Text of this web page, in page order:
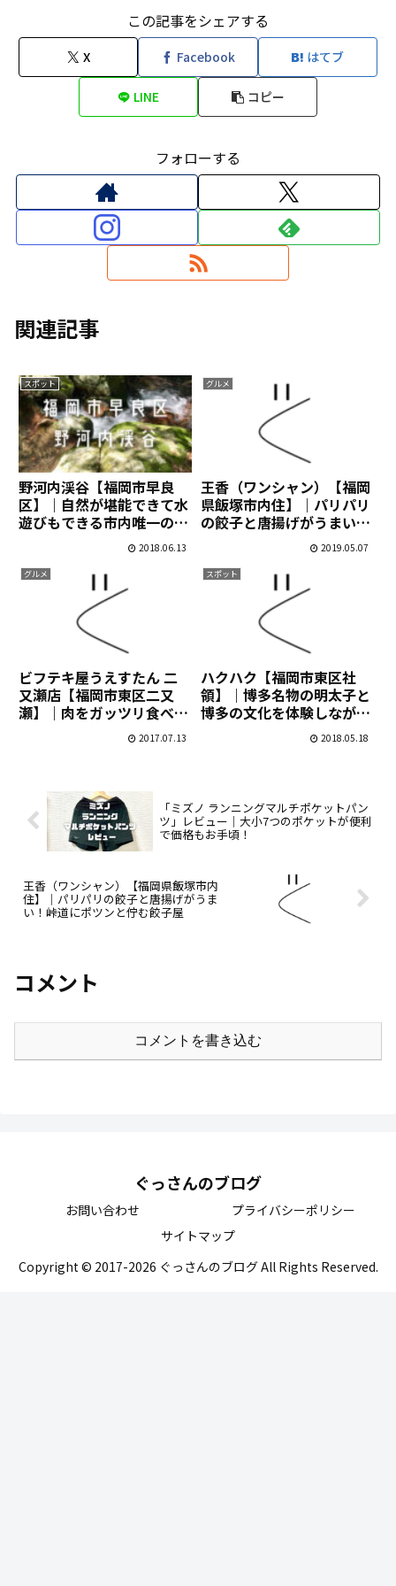
この記事をシェアする
X Facebook はてブ
LINE コピー
フォローする
関連記事
スポット
野河内渓谷【福岡市早良
区】｜自然が堪能できて水
遊びもできる市内唯一の渓
2018.06.13
グルメ
王香（ワンシャン）【福岡
県飯塚市内住】｜パリパリ
の餃子と唐揚げがうまい！
峠道にポツンと佇む餃子屋
2019.05.07
グルメ
ビフテキ屋うえすたん 二
又瀬店【福岡市東区二又
瀬】｜肉をガッツリ食べた
いならここがおすすめ！
2017.07.13
スポット
ハクハク【福岡市東区社
領】｜博多名物の明太子と
博多の文化を体験しながら
2018.05.18
「ミズノ ランニングマルチポケットパン
ツ」レビュー｜大小7つのポケットが便利
で価格もお手頃！
王香（ワンシャン）【福岡県飯塚市内
住】｜パリパリの餃子と唐揚げがうま
い！峠道にポツンと佇む餃子屋
コメント
コメントを書き込む
ぐっさんのブログ
お問い合わせ
プライバシーポリシー
サイトマップ
Copyright © 2017-2026 ぐっさんのブログ All Rights Reserved.